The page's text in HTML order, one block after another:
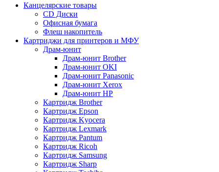
Канцелярские товары
CD Диски
Офисная бумага
Флеш накопитель
Картриджи для принтеров и МФУ
Драм-юнит
Драм-юнит Brother
Драм-юнит OKI
Драм-юнит Panasonic
Драм-юнит Xerox
Драм-юнит НР
Картридж Brother
Картридж Epson
Картридж Kyocera
Картридж Lexmark
Картридж Pantum
Картридж Ricoh
Картридж Samsung
Картридж Sharp